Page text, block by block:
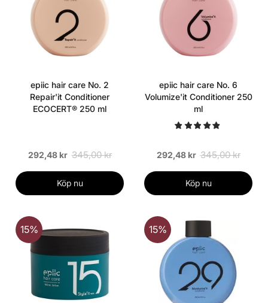
epiic hair care No. 2
Repair'it Conditioner
ECOCERT® 250 ml
292,48 kr 345,00 kr
Köp nu
epiic hair care No. 6
Volumize'it Conditioner 250
ml
292,48 kr 345,00 kr
Köp nu
15% 15%